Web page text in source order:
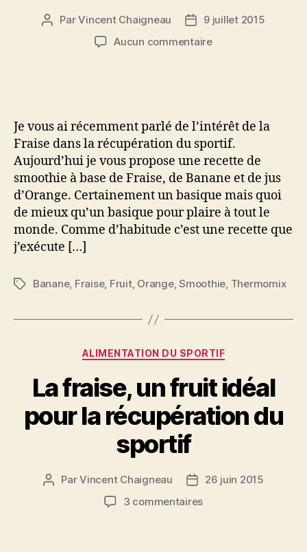
Auteur
ParVincent Chaigneau
Date
de
9 juillet 2015
Aucun commentairesur
Je vous ai récemment parlé de l’intérêt de la
Fraise dans la récupération du sportif.
Aujourd’hui je vous propose une recette de
smoothie à base de Fraise, de Banane et de jus
d’Orange. Certainement un basique mais quoi
de mieux qu’un basique pour plaire à tout le
monde. Comme d’habitude c’est une recette que
j’exécute […]
Étiquettes
Banane, Fraise, Fruit, Orange,Smoothie, Thermomix
Catégories
ALIMENTATION DU SPORTIF
La fraise, un fruit idéal
pour la récupération du
sportif
Auteur
ParVincent Chaigneau
Date26 juin 2015
3 commentairessur